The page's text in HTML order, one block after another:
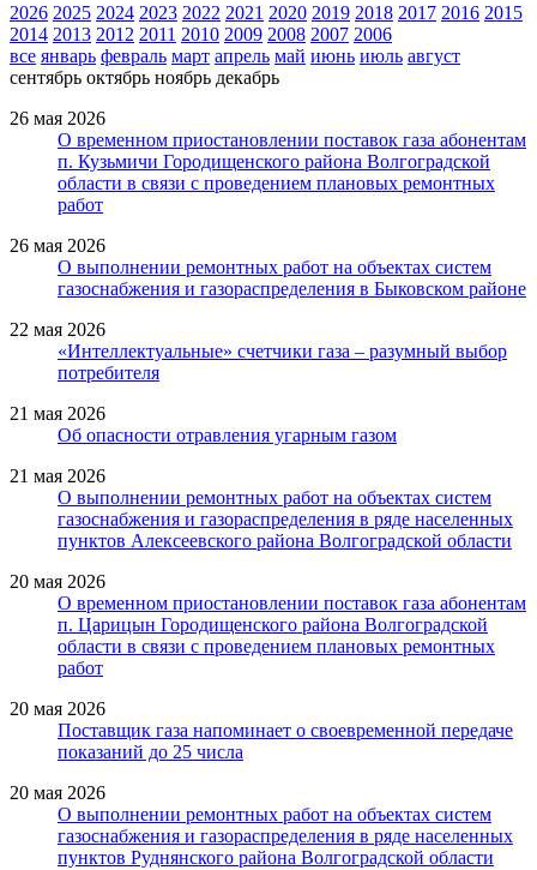
2026 2025 2024 2023 2022 2021 2020 2019 2018 2017 2016 2015
2014 2013 2012 2011 2010 2009 2008 2007 2006
все январь февраль март апрель май июнь июль август
сентябрь октябрь ноябрь декабрь
26 мая 2026
О временном приостановлении поставок газа абонентам
п. Кузьмичи Городищенского района Волгоградской
области в связи с проведением плановых ремонтных
работ
26 мая 2026
О выполнении ремонтных работ на объектах систем
газоснабжения и газораспределения в Быковском районе
22 мая 2026
«Интеллектуальные» счетчики газа – разумный выбор
потребителя
21 мая 2026
Об опасности отравления угарным газом
21 мая 2026
О выполнении ремонтных работ на объектах систем
газоснабжения и газораспределения в ряде населенных
пунктов Алексеевского района Волгоградской области
20 мая 2026
О временном приостановлении поставок газа абонентам
п. Царицын Городищенского района Волгоградской
области в связи с проведением плановых ремонтных
работ
20 мая 2026
Поставщик газа напоминает о своевременной передаче
показаний до 25 числа
20 мая 2026
О выполнении ремонтных работ на объектах систем
газоснабжения и газораспределения в ряде населенных
пунктов Руднянского района Волгоградской области